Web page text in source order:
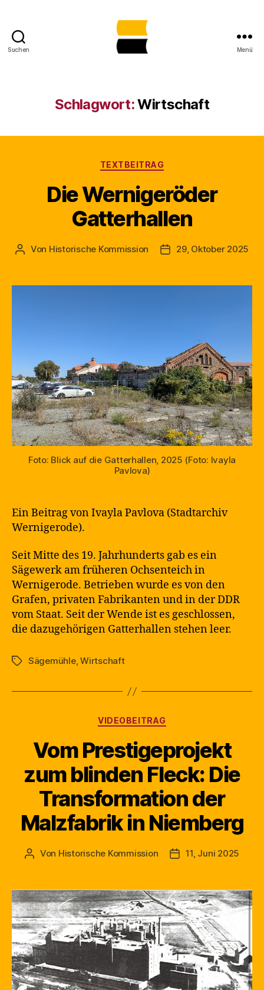
Suchen
Sachsen-
Anhalt
sichtbar
Menü
Schlagwort:Wirtschaft
Kategorien
TEXTBEITRAG
Die Wernigeröder
Gatterhallen
Beitragsautor
Von Historische Kommission Beitragsdatum
29, Oktober 2025
Foto: Blick auf die Gatterhallen, 2025 (Foto: Ivayla
Pavlova)
Ein Beitrag von Ivayla Pavlova (Stadtarchiv
Wernigerode).
Seit Mitte des 19. Jahrhunderts gab es ein
Sägewerk am früheren Ochsenteich in
Wernigerode. Betrieben wurde es von den
Grafen, privaten Fabrikanten und in der DDR
vom Staat. Seit der Wende ist es geschlossen,
die dazugehörigen Gatterhallen stehen leer.
Schlagwörter
Sägemühle,Wirtschaft
Kategorien
VIDEOBEITRAG
Vom Prestigeprojekt
zum blinden Fleck: Die
Transformation der
Malzfabrik in Niemberg
Beitragsautor
Von Historische Kommission Beitragsdatum
11, Juni 2025